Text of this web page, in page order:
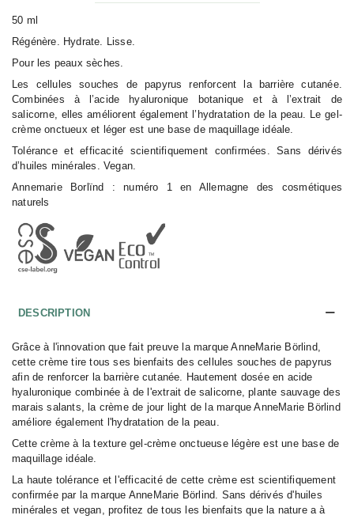
50 ml
Régénère. Hydrate. Lisse.
Pour les peaux sèches.
Les cellules souches de papyrus renforcent la barrière cutanée.
Combinées à l’acide hyaluronique botanique et à l’extrait de
salicorne, elles améliorent également l’hydratation de la peau. Le gel-
crème onctueux et léger est une base de maquillage idéale.
Tolérance et efficacité scientifiquement confirmées. Sans dérivés
d’huiles minérales. Vegan.
Annemarie Borlïnd : numéro 1 en Allemagne des cosmétiques
naturels
DESCRIPTION
Grâce à l'innovation que fait preuve la marque AnneMarie Börlind,
cette crème tire tous ses bienfaits des cellules souches de papyrus
afin de renforcer la barrière cutanée. Hautement dosée en acide
hyaluronique combinée à de l'extrait de salicorne, plante sauvage des
marais salants, la crème de jour light de la marque AnneMarie Börlind
améliore également l'hydratation de la peau.
Cette crème à la texture gel-crème onctueuse légère est une base de
maquillage idéale.
La haute tolérance et l'efficacité de cette crème est scientifiquement
confirmée par la marque AnneMarie Börlind. Sans dérivés d'huiles
minérales et vegan, profitez de tous les bienfaits que la nature a à